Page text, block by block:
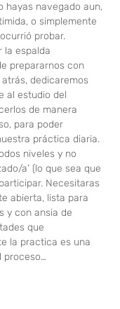
hayas navegado aun,
o simplemente
probar.
la espalda
prepararnos con
dedicaremos
al estudio del
de manera
para poder
práctica diaria.
niveles y no
a’ (lo que sea que
Necesitaras
abierta, lista para
y con ansia de
que
la practica es una
proceso…